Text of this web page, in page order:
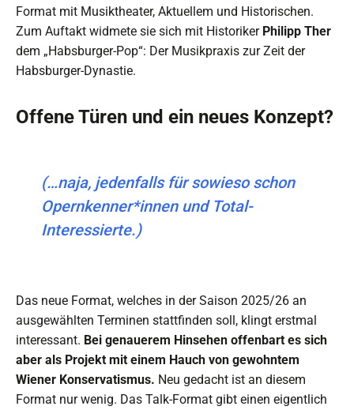
Format mit Musiktheater, Aktuellem und Historischen.
Zum Auftakt widmete sie sich mit Historiker Philipp Ther
dem „Habsburger-Pop“: Der Musikpraxis zur Zeit der
Habsburger-Dynastie.
Offene Türen und ein neues Konzept?
(…naja, jedenfalls für sowieso schon
Opernkenner*innen und Total-
Interessierte.)
Das neue Format, welches in der Saison 2025/26 an
ausgewählten Terminen stattfinden soll, klingt erstmal
interessant. Bei genauerem Hinsehen offenbart es sich
aber als Projekt mit einem Hauch von gewohntem
Wiener Konservatismus. Neu gedacht ist an diesem
Format nur wenig. Das Talk-Format gibt einen eigentlich